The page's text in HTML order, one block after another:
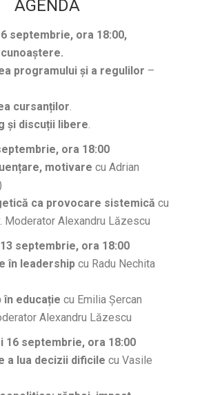
AGENDA
septembrie, ora 18:00,
programului și a regulilor –
cursanților.
și discuții libere.
ora 18:00
motivare cu Adrian
ca provocare sistemică cu
Moderator Alexandru Lăzescu
septembrie, ora 18:00
în leadershipcu Radu Nechita
în educație cu Emilia Șercan
Alexandru Lăzescu
16 septembrie, ora 18:00
a lua decizii dificile cu Vasile